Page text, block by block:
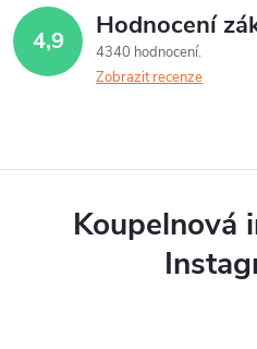
4,9 Hodnocení
4340 hodnocení
Zobrazit recenze
Koupelnová